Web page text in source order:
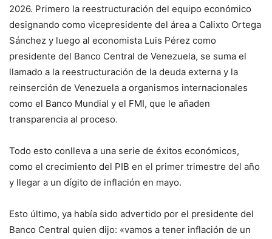
2026. Primero la reestructuración del equipo económico
designando como vicepresidente del área a Calixto Ortega
Sánchez y luego al economista Luis Pérez como
presidente del Banco Central de Venezuela, se suma el
llamado a la reestructuración de la deuda externa y la
reinserción de Venezuela a organismos internacionales
como el Banco Mundial y el FMI, que le añaden
transparencia al proceso.
Todo esto conlleva a una serie de éxitos económicos,
como el crecimiento del PIB en el primer trimestre del año
y llegar a un dígito de inflación en mayo.
Esto último, ya había sido advertido por el presidente del
Banco Central quien dijo: «vamos a tener inflación de un